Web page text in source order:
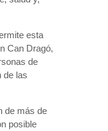
esta
Can Dragó,
de
de las
de más de
posible